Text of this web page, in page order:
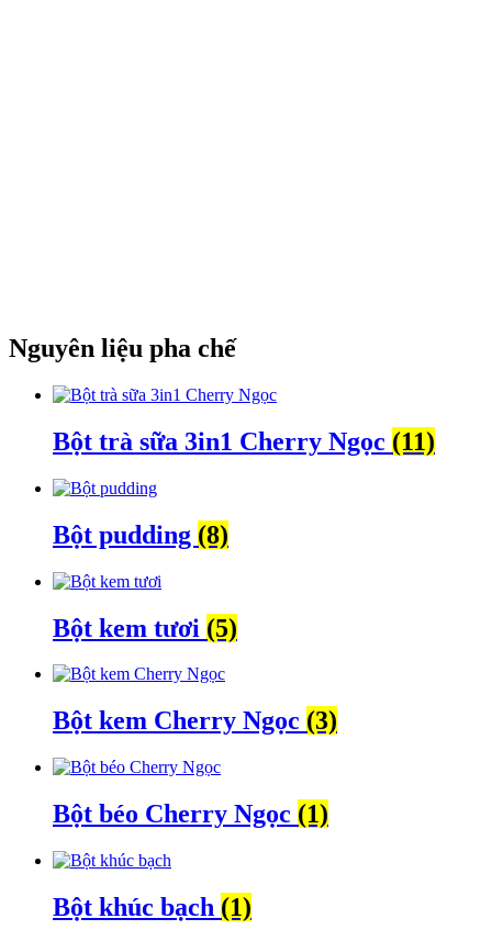
Nguyên liệu pha chế
Bột trà sữa 3in1 Cherry Ngọc (11)
Bột pudding (8)
Bột kem tươi (5)
Bột kem Cherry Ngọc (3)
Bột béo Cherry Ngọc (1)
Bột khúc bạch (1)